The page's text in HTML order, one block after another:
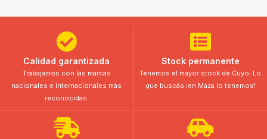
Calidad garantizada
Trabajamos con las marcas
nacionales e internacionales más
reconocidas.
Stock permanente
Tenemos el mayor stock de Cuyo. Lo
que buscás ¡en Maza lo tenemos!